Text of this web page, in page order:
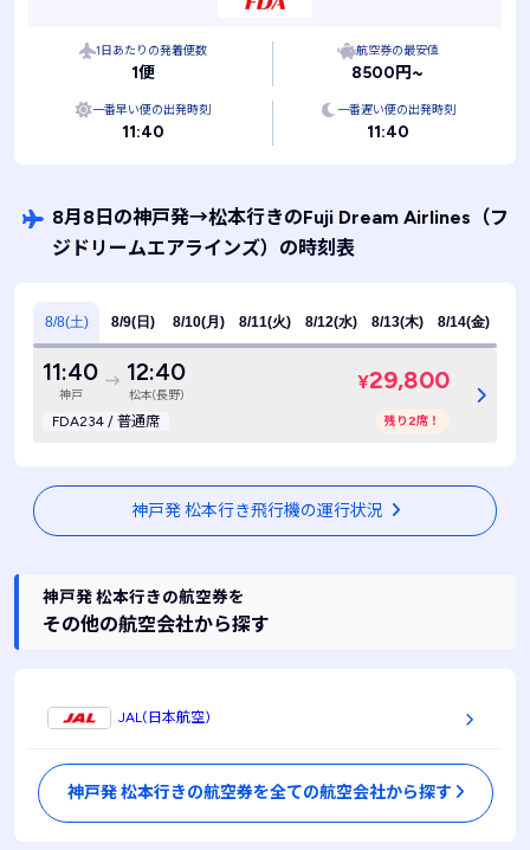
1日あたりの発着便数
1便
航空券の最安値
8500円~
一番早い便の出発時刻
11:40
一番遅い便の出発時刻
11:40
8月8日の神戸発→松本行きのFuji Dream Airlines （フ
ジドリームエアラインズ） の時刻表
8/8(土) 8/9(日) 8/10(月) 8/11(火) 8/12(水) 8/13(木) 8/14(金)
11:40
神戸
12:40
松本(長野)
FDA234 / 普通席
¥29,800
残り2席！
神戸発 松本行き飛行機の運行状況
神戸発 松本行きの航空券を
その他の航空会社から探す
JAL(日本航空)
神戸発 松本行きの航空券を全ての航空会社から探す